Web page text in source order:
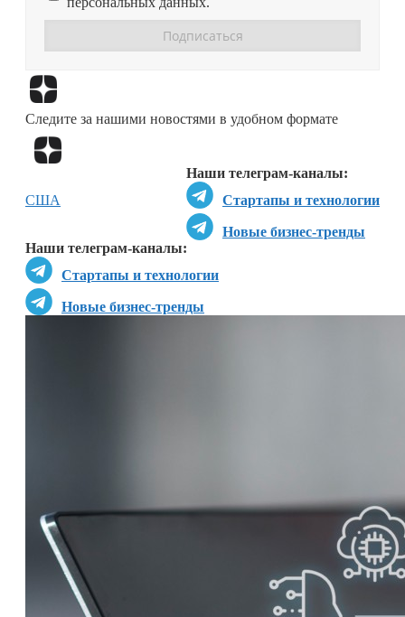
Следите за нашими новостями в удобном формате
Наши телеграм-каналы:
Стартапы и технологии
Новые бизнес-тренды
Наши телеграм-каналы:
Стартапы и технологии
Новые бизнес-тренды
США